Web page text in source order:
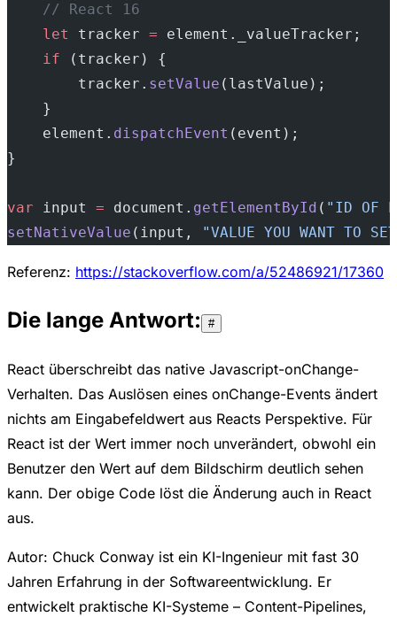
    // React 16
    let
tracker = element._valueTracker;
    if
(tracker) {
        tracker.
setValue (lastValue);
    }
    element.
dispatchEvent (event);
}
var input = document. getElementById ( "ID OF
setNativeValue (input, "VALUE YOU WANT TO
Referenz: https://stackoverflow.com/a/52486921/17360
Die lange Antwort: #
React überschreibt das native Javascript-onChange-
Verhalten. Das Auslösen eines onChange-Events ändert
nichts am Eingabefeldwert aus Reacts Perspektive. Für
React ist der Wert immer noch unverändert, obwohl ein
Benutzer den Wert auf dem Bildschirm deutlich sehen
kann. Der obige Code löst die Änderung auch in React
aus.
Autor: Chuck Conway ist ein KI-Ingenieur mit fast 30
Jahren Erfahrung in der Softwareentwicklung. Er
entwickelt praktische KI-Systeme – Content-Pipelines,